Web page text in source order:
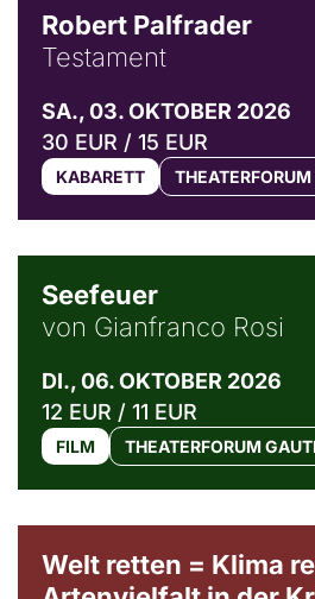
Robert Palfrader
Testament
SA., 03. OKTOBER 2026
30 EUR / 15 EUR
KABARETT
Seefeuer
von Gianfranco Rosi
DI., 06. OKTOBER 2026
12 EUR / 11 EUR
FILM THEATERFORUM
Welt retten = Klima